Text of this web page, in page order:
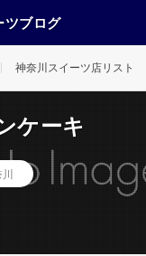
ツブログ
神奈川スイーツ店リスト
ケーキ